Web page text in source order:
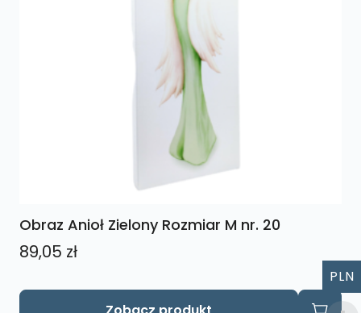
Obraz Anioł Zielony Rozmiar M nr. 20
89,05 zł
PLN